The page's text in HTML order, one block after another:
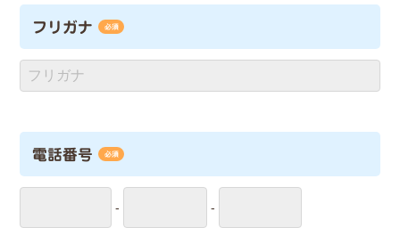
フリガナ 必須
電話番号 必須
- -